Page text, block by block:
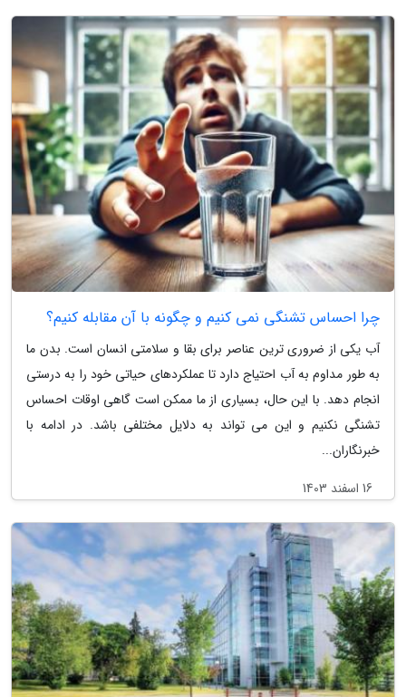
چرا احساس تشنگی نمی کنیم و چگونه با آن مقابله کنیم؟
آب یکی از ضروری ترین عناصر برای بقا و سلامتی انسان است. بدن ما
به طور مداوم به آب احتیاج دارد تا عملکردهای حیاتی خود را به درستی
انجام دهد. با این حال، بسیاری از ما ممکن است گاهی اوقات احساس
تشنگی نکنیم و این می تواند به دلایل مختلفی باشد. در ادامه با
خبرنگاران...
16 اسفند 1403